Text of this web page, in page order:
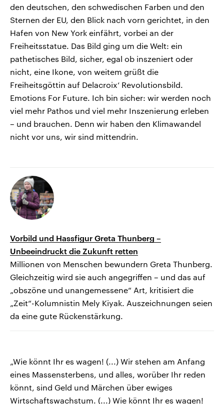
den deutschen, den schwedischen Farben und den
Sternen der EU, den Blick nach vorn gerichtet, in den
Hafen von New York einfährt, vorbei an der
Freiheitsstatue. Das Bild ging um die Welt: ein
pathetisches Bild, sicher, egal ob inszeniert oder
nicht, eine Ikone, von weitem grüßt die
Freiheitsgöttin auf Delacroix‘ Revolutionsbild.
Emotions For Future. Ich bin sicher: wir werden noch
viel mehr Pathos und viel mehr Inszenierung erleben
– und brauchen. Denn wir haben den Klimawandel
nicht vor uns, wir sind mittendrin.
Vorbild und Hassfigur Greta Thunberg –
Unbeeindruckt die Zukunft retten
Millionen von Menschen bewundern Greta Thunberg.
Gleichzeitig wird sie auch angegriffen – und das auf
„obszöne und unangemessene“ Art, kritisiert die
„Zeit“-Kolumnistin Mely Kiyak. Auszeichnungen seien
da eine gute Rückenstärkung.
„Wie könnt Ihr es wagen! (...) Wir stehen am Anfang
eines Massensterbens, und alles, worüber Ihr reden
könnt, sind Geld und Märchen über ewiges
Wirtschaftswachstum. (...) Wie könnt Ihr es wagen!